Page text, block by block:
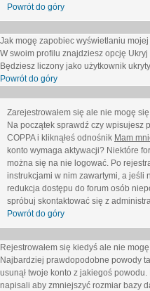
Powrót do góry
Jak mogę zapobiec wyświetlaniu
W swoim profilu znajdziesz opcję
Będziesz liczony jako użytkownik
Powrót do góry
Zarejestrowałem się ale nie mogę
Na początek sprawdź czy wpisujesz
COPPA i kliknąłeś odnośnik Mam
konto wymaga aktywacji? Niektóre
można się na nie logować. Po
instrukcjami w nim zawartymi, a jeśli
redukcja dostępu do forum osób
spróbuj skontaktować się z
Powrót do góry
Rejestrowałem się kiedyś ale nie
Najbardziej prawdopodobne powody
usunął twoje konto z jakiegoś
napisali aby zmniejszyć rozmiar bazy